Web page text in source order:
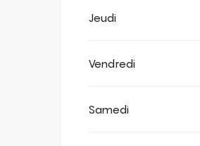
Jeudi
Vendredi
Samedi